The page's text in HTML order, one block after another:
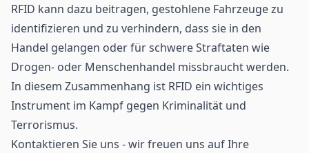
RFID kann dazu beitragen, gestohlene Fahrzeuge zu
identifizieren und zu verhindern, dass sie in den
Handel gelangen oder für schwere Straftaten wie
Drogen- oder Menschenhandel missbraucht werden.
In diesem Zusammenhang ist RFID ein wichtiges
Instrument im Kampf gegen Kriminalität und
Terrorismus.
Kontaktieren Sie uns - wir freuen uns auf Ihre